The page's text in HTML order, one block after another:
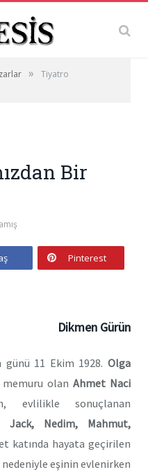
»
Tiyatro
Bir
Pinterest
Dikmen Gürün
günü 11 Ekim 1928. Olga
olan Ahmet Naci
evlilikle sonuçlanan
Jack, Nedim, Mahmut,
katında hayata geçirilen
eşinin evlenirken